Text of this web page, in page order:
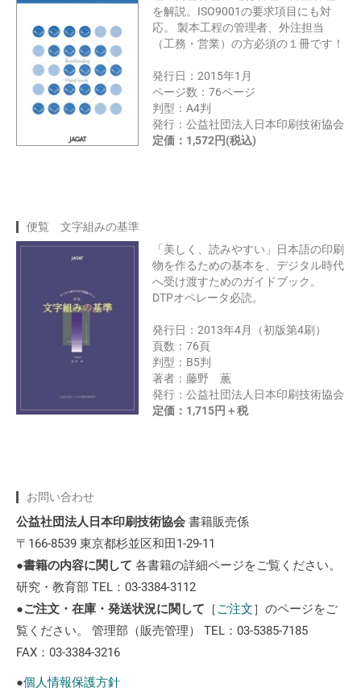
を解説。ISO9001の要求項目にも対
応。 製本工程の管理者、外注担当
（工務・営業）の方必須の１冊です！
発行日：2015年1月
ページ数：76ページ
判型：A4判
発行：公益社団法人日本印刷技術協会
定価：1,572円(税込)
便覧 文字組みの基準
「美しく、読みやすい」日本語の印刷
物を作るための基本を、デジタル時代
へ受け渡すためのガイドブック。
DTPオペレータ必読。
発行日：2013年4月（初版第4刷）
頁数：76頁
判型：B5判
著者：藤野 薫
発行：公益社団法人日本印刷技術協会
定価：1,715円＋税
お問い合わせ
公益社団法人日本印刷技術協会 書籍販売係
〒166-8539 東京都杉並区和田1-29-11
●書籍の内容に関して 各書籍の詳細ページをご覧ください。
研究・教育部 TEL：03-3384-3112
●ご注文・在庫・発送状況に関して ［ ご注文］のページをご
覧ください。 管理部（販売管理） TEL：03-5385-7185
FAX：03-3384-3216
●個人情報保護方針